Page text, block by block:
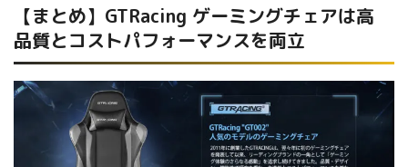
【まとめ】GTRacing ゲーミングチェアは高
品質とコストパフォーマンスを両立